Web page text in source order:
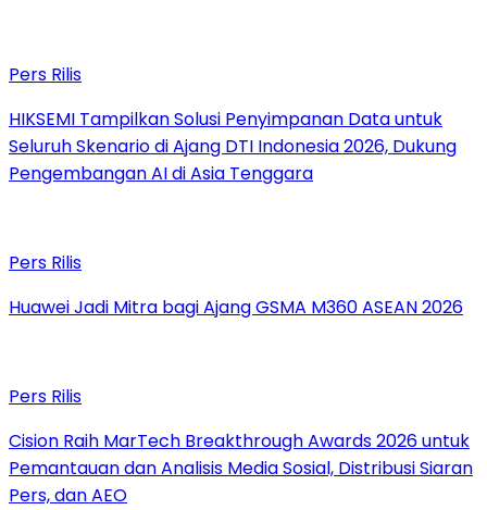
Pers Rilis
HIKSEMI Tampilkan Solusi Penyimpanan Data untuk
Seluruh Skenario di Ajang DTI Indonesia 2026, Dukung
Pengembangan AI di Asia Tenggara
Pers Rilis
Huawei Jadi Mitra bagi Ajang GSMA M360 ASEAN 2026
Pers Rilis
Cision Raih MarTech Breakthrough Awards 2026 untuk
Pemantauan dan Analisis Media Sosial, Distribusi Siaran
Pers, dan AEO